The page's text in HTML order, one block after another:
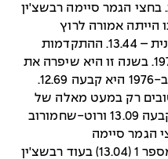
שחמורוב. בחצי הגמר סיימה רבשצ'ין
מקצה בו הייתה אמורה לרוץ
שחמורוב. בגמר היא סיימה שמינית – 13.44. ההתקדמות
הגדולה של רבשצ'ין החלה ב-1975. בשנה זו היא שיפרה את
שיאה האישי מ-13.24 ל-13.00 וב-1976 היא קבעה 12.69.
רק במעט מאלה של
רוט-שחמורוב. במוקדמות היא קבעה 13.09 ורוט-שחמורוב
יותר – 13.06. בחצי הגמר סיימה
רוט-שחמורוב רביעית במקצה מספר 1 (13.04) בעוד רבשצ'ין